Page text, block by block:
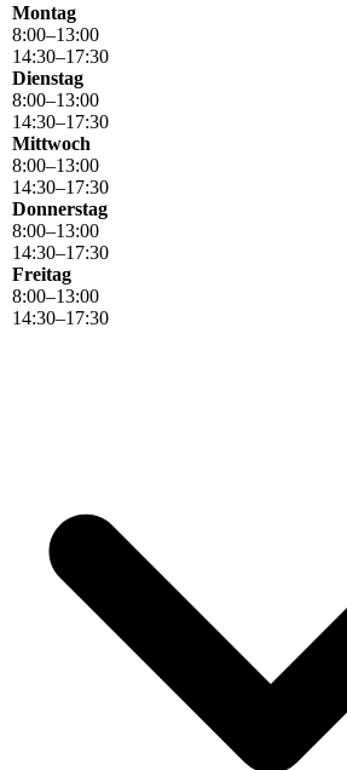
Montag
8:00–13:00
14:30–17:30
Dienstag
8:00–13:00
14:30–17:30
Mittwoch
8:00–13:00
14:30–17:30
Donnerstag
8:00–13:00
14:30–17:30
Freitag
8:00–13:00
14:30–17:30